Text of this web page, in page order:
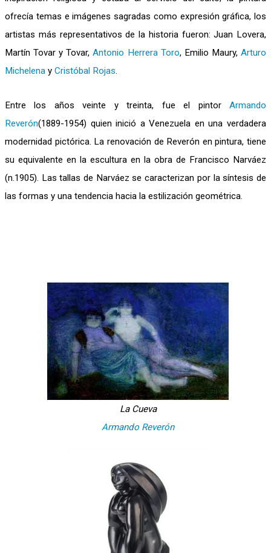
ofrecía temas e imágenes sagradas como expresión gráfica, los
artistas más representativos de la historia fueron: Juan Lovera,
Martín Tovar y Tovar,Antonio Herrera Toro, Emilio Maury,Arturo
Michelena y Cristóbal Rojas.
Entre los años veinte y treinta, fue el pintor Armando
Reverón(1889-1954) quien inició a Venezuela en una verdadera
modernidad pictórica. La renovación de Reverón en pintura, tiene
su equivalente en la escultura en la obra de Francisco Narváez
(n.1905). Las tallas de Narváez se caracterizan por la síntesis de
las formas y una tendencia hacia la estilización geométrica.
La Cueva
Armando Reverón